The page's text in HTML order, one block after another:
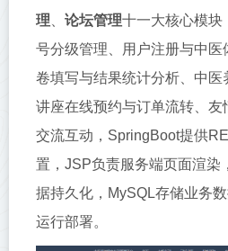
理
论坛管理十一大核心模块
号分级管理、用户注册与中医
卷填写与结果统计分析、中医
讲座在线预约与订单流转、
交流互动，SpringBoot提供
置，JSP负责服务端页面渲染
据持久化，MySQL存储业务
运行部署。